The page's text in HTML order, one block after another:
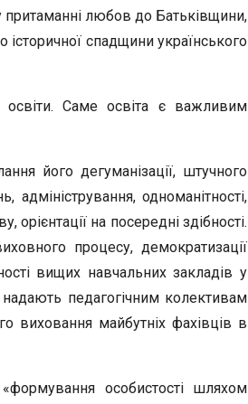
притаманні любов до Батьківщини,
історичної спадщини українського
освіти. Саме освіта є важливим
його дегуманізації, штучного
адміністрування, одноманітності,
на посередні здібності.
процесу, демократизації
вищих навчальних закладів у
педагогічним колективам
виховання майбутніх фахівців в
особистості шляхом